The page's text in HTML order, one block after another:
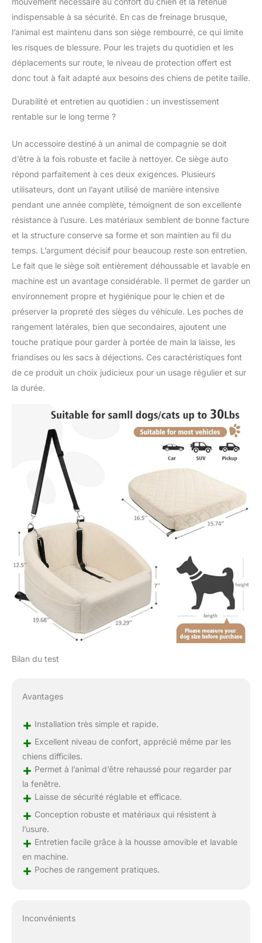
indispensable à sa sécurité. En cas de freinage brusque,
l’animal est maintenu dans son siège rembourré, ce qui limite
les risques de blessure. Pour les trajets du quotidien et les
déplacements sur route, le niveau de protection offert est
donc tout à fait adapté aux besoins des chiens de petite taille.
Durabilité et entretien au quotidien : un investissement
rentable sur le long terme ?
Un accessoire destiné à un animal de compagnie se doit
d’être à la fois robuste et facile à nettoyer. Ce siège auto
répond parfaitement à ces deux exigences. Plusieurs
utilisateurs, dont un l’ayant utilisé de manière intensive
pendant une année complète, témoignent de son excellente
résistance à l’usure. Les matériaux semblent de bonne facture
et la structure conserve sa forme et son maintien au fil du
temps. L’argument décisif pour beaucoup reste son entretien.
Le fait que le siège soit entièrement déhoussable et lavable en
machine est un avantage considérable. Il permet de garder un
environnement propre et hygiénique pour le chien et de
préserver la propreté des sièges du véhicule. Les poches de
rangement latérales, bien que secondaires, ajoutent une
touche pratique pour garder à portée de main la laisse, les
friandises ou les sacs à déjections. Ces caractéristiques font
de ce produit un choix judicieux pour un usage régulier et sur
la durée.
Bilan du test
Avantages
+ Installation très simple et rapide.
+ Excellent niveau de confort, apprécié même par les
chiens difficiles.
+ Permet à l’animal d’être rehaussé pour regarder par
la fenêtre.
+ Laisse de sécurité réglable et efficace.
+ Conception robuste et matériaux qui résistent à
l’usure.
+ Entretien facile grâce à la housse amovible et lavable
en machine.
+ Poches de rangement pratiques.
Inconvénients